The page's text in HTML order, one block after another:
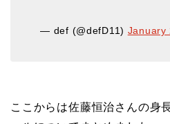
— def (@defD11) January
ここからは佐藤恒治さんの身